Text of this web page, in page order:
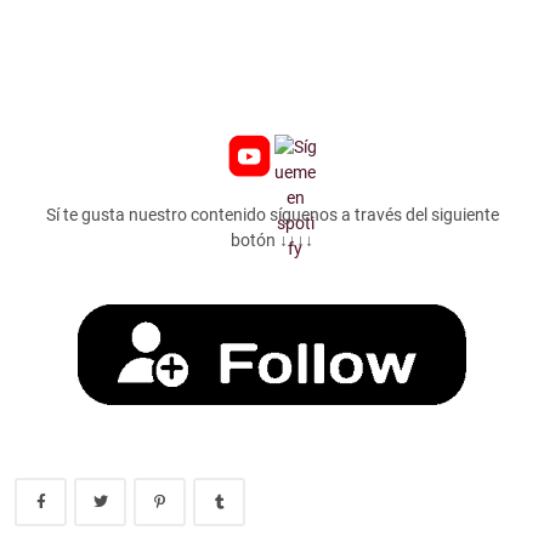
Sí te gusta nuestro contenido síguenos a través del siguiente
botón ↓↓↓↓